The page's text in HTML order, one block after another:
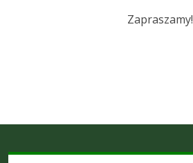
Zapraszamy!